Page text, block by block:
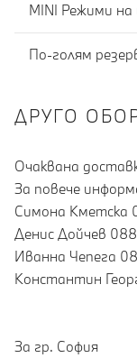
MINI Режими
По-голям
ДРУГО
Очаквана
За повече
Симона Кметска
Денис Дойчев
Иванна Чепега
Константин
За гр. София